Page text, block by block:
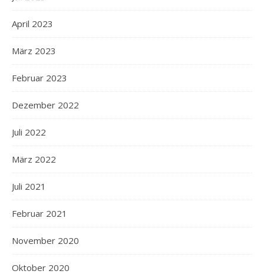
April 2023
März 2023
Februar 2023
Dezember 2022
Juli 2022
März 2022
Juli 2021
Februar 2021
November 2020
Oktober 2020